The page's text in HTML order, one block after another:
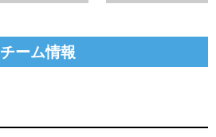
チーム情報